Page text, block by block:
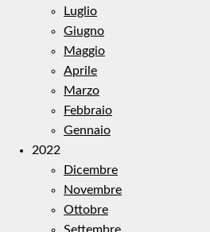
Luglio
Giugno
Maggio
Aprile
Marzo
Febbraio
Gennaio
2022
Dicembre
Novembre
Ottobre